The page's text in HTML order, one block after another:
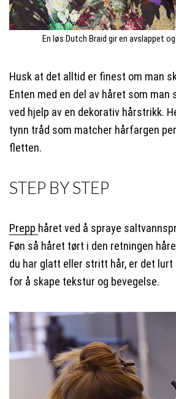
En løs Dutch Braid gir en avslappet
Husk at det alltid er finest om man
Enten med en del av håret som man
ved hjelp av en dekorativ hårstrikk.
tynn tråd som matcher hårfargen
fletten.
STEP BY STEP
Prepp håret ved å spraye
Føn så håret tørt i den retningen
du har glatt eller stritt hår, er det
for å skape tekstur og bevegelse.